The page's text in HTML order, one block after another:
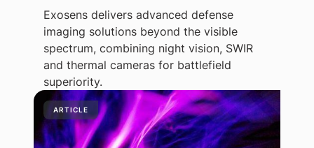
Exosens delivers advanced defense
imaging solutions beyond the visible
spectrum, combining night vision, SWIR
and thermal cameras for battlefield
superiority.
ARTICLE